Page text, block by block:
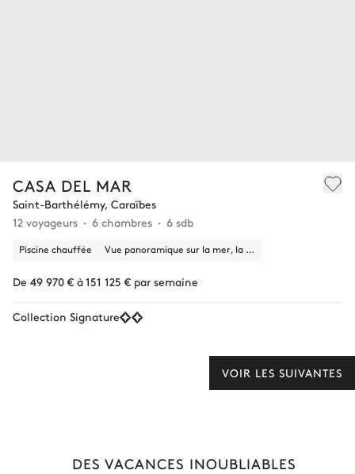
CASA DEL MAR
Saint-Barthélémy, Caraïbes
12 voyageurs
6 chambres 6 sdb
Piscine chauffée Vue panoramique sur la mer, la nature
De 49 970 € à 151 125 € par semaine
Collection Signature
VOIR LES SUIVANTES
DES VACANCES INOUBLIABLES